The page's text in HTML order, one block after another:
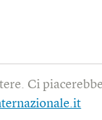
Ci piacerebbe